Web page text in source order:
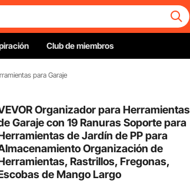
Club de miembros
para Garaje
Organizador para Herramientas
Garaje con 19 Ranuras Soporte para
de Jardín de PP para
Organización de
Rastrillos, Fregonas,
de Mango Largo